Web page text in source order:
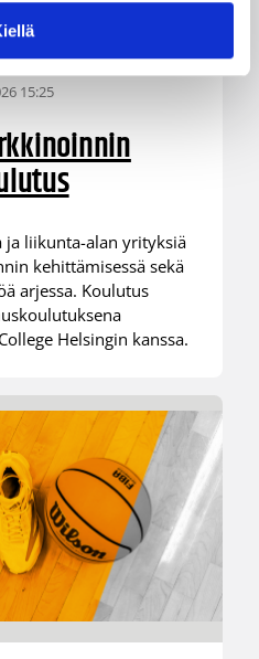
15:25
ja liikunta-alan yrityksiä
kehittämisessä sekä
arjessa. Koulutus
Helsingin kanssa.